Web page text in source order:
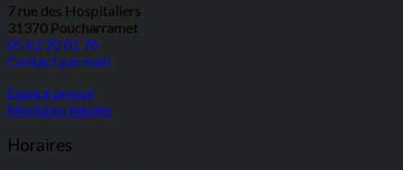
7 rue des Hospitaliers
31370 Poucharramet
05 62 20 01 76
Contact par mail
Espace presse
Mentions légales
Horaires